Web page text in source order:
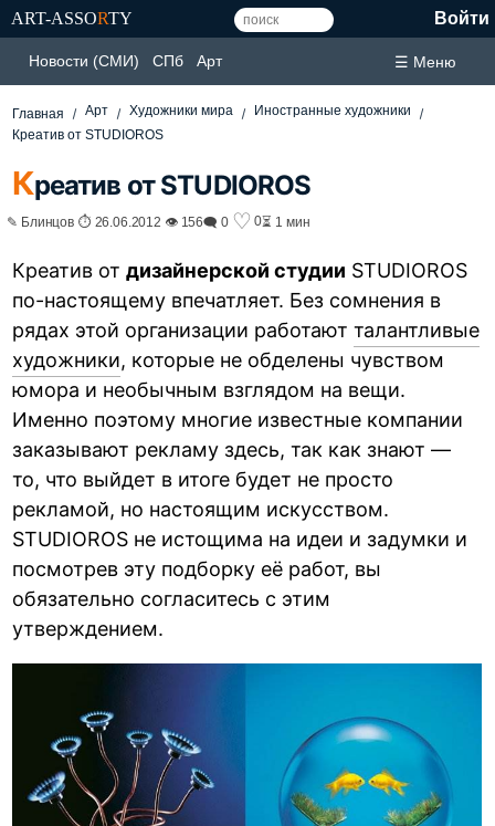
ART-ASSORTY Войти
Новости (СМИ) СПб Арт ☰ Меню
Главная Арт Художники мира
Иностранные художники
Креатив от STUDIOROS
Креатив от STUDIOROS
✎ Блинцов ⏱ 26.06.2012 👁 156🗨 0 ♡ 0⏳ 1 мин
Креатив отдизайнерской студии STUDIOROS
по-настоящему впечатляет. Без сомнения в
рядах этой организации работаютталантливые
художники, которые не обделены чувством
юмора и необычным взглядом на вещи.
Именно поэтому многие известные компании
заказывают рекламу здесь, так как знают —
то, что выйдет в итоге будет не просто
рекламой, но настоящим искусством.
STUDIOROS не истощима на идеи и задумки и
посмотрев эту подборку её работ, вы
обязательно согласитесь с этим
утверждением.